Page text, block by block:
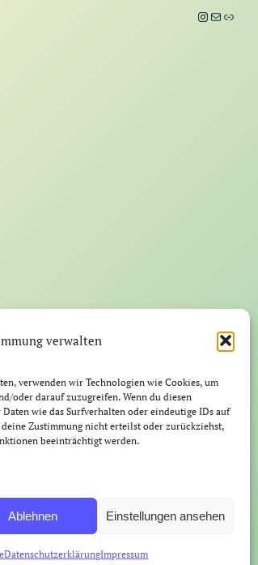
verwalten
verwenden wir Technologien wie Cookies, um
oder darauf zuzugreifen. Wenn du diesen
wie das Surfverhalten oder eindeutige IDs auf
Zustimmung nicht erteilst oder zurückziehst,
beeinträchtigt werden.
Ablehnen Einstellungen ansehen
DatenschutzerklärungImpressum
Instagram
E-Mail
Link